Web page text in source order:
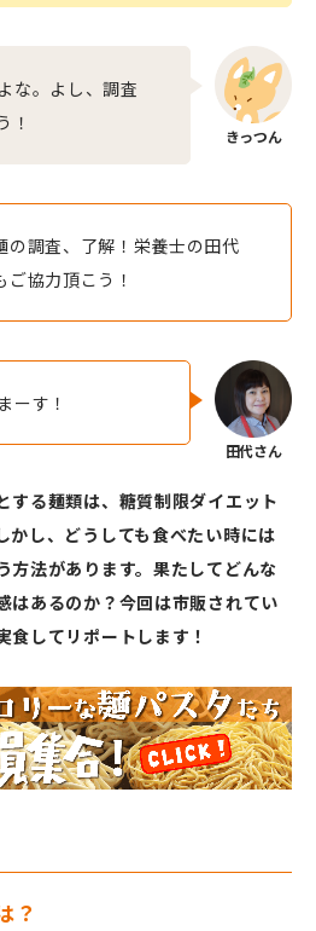
な。よし、調査
！
の調査、了解！栄養士の田代
ご協力頂こう！
ーす！
する麺類は、糖質制限ダイエット
かし、どうしても食べたい時には
方法があります。果たしてどんな
はあるのか？今回は市販されてい
食してリポートします！
？